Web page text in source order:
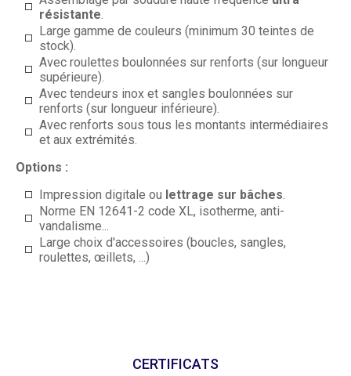
résistante.
Large gamme de couleurs (minimum 30 teintes de
stock).
Avec roulettes boulonnées sur renforts (sur longueur
supérieure).
Avec tendeurs inox et sangles boulonnées sur
renforts (sur longueur inférieure).
Avec renforts sous tous les montants intermédiaires
et aux extrémités.
Options :
Impression digitale ou lettrage sur bâches.
Norme EN 12641-2 code XL, isotherme, anti-
vandalisme...
Large choix d'accessoires (boucles, sangles,
roulettes, œillets, ...)
CERTIFICATS